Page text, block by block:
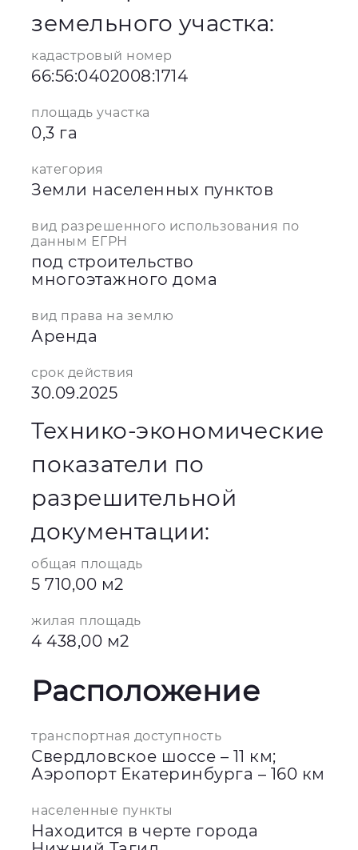
земельного участка:
кадастровый номер
66:56:0402008:1714
площадь участка
0,3 га
категория
Земли населенных пунктов
вид разрешенного использования по
данным ЕГРН
под строительство
многоэтажного дома
вид права на землю
Аренда
срок действия
30.09.2025
Технико-экономические
показатели по
разрешительной
документации:
общая площадь
5 710,00 м2
жилая площадь
4 438,00 м2
Расположение
транспортная доступность
Свердловское шоссе – 11 км;
Аэропорт Екатеринбурга – 160 км
населенные пункты
Находится в черте города